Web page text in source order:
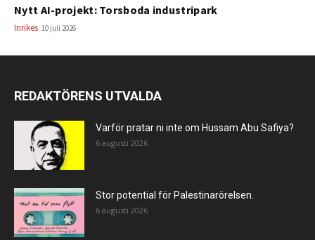
Nytt AI-projekt: Torsboda industripark
Inrikes 10 juli 2026
REDAKTÖRENS UTVALDA
Varför pratar ni inte om Hussam Abu Safiya?
6 augusti 2026
Stor potential för Palestinarörelsen.
6 augusti 2026